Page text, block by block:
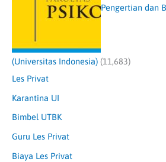
Pengertian dan
(Universitas Indonesia) (11,683)
Les Privat
Karantina UI
Bimbel UTBK
Guru Les Privat
Biaya Les Privat